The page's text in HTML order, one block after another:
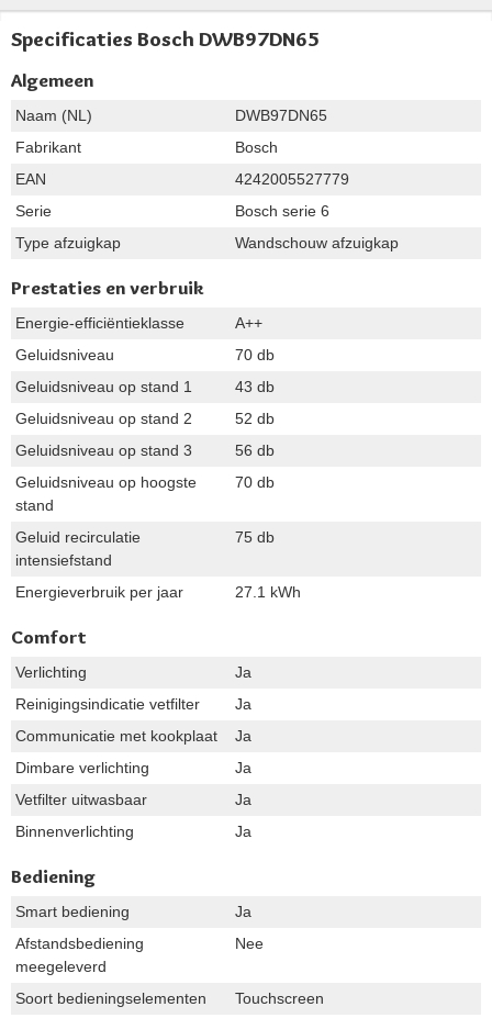
Specificaties Bosch DWB97DN65
Algemeen
Naam (NL)
DWB97DN65
Fabrikant
Bosch
EAN
4242005527779
Serie
Bosch serie 6
Type afzuigkap
Wandschouw afzuigkap
Prestaties en verbruik
Energie-efficiëntieklasse
A++
Geluidsniveau
70 db
Geluidsniveau op stand 1
43 db
Geluidsniveau op stand 2
52 db
Geluidsniveau op stand 3
56 db
Geluidsniveau op hoogste
stand
70 db
Geluid recirculatie
intensiefstand
75 db
Energieverbruik per jaar 27.1 kWh
Comfort
Verlichting
Ja
Reinigingsindicatie vetfilter
Ja
Communicatie met kookplaat
Ja
Dimbare verlichting
Ja
Vetfilter uitwasbaar
Ja
Binnenverlichting
Ja
Bediening
Smart bediening
Ja
Afstandsbediening
meegeleverd
Nee
Soort bedieningselementen Touchscreen